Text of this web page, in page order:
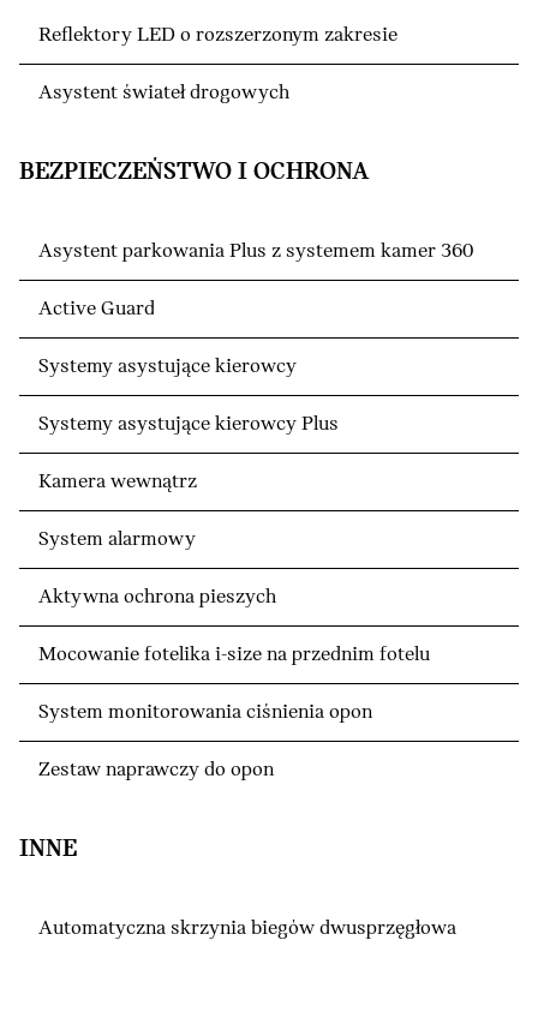
Reflektory LED o rozszerzonym zakresie
Asystent świateł drogowych
BEZPIECZEŃSTWO I OCHRONA
Asystent parkowania Plus z systemem kamer 360
Active Guard
Systemy asystujące kierowcy
Systemy asystujące kierowcy Plus
Kamera wewnątrz
System alarmowy
Aktywna ochrona pieszych
Mocowanie fotelika i-size na przednim fotelu
System monitorowania ciśnienia opon
Zestaw naprawczy do opon
INNE
Automatyczna skrzynia biegów dwusprzęgłowa